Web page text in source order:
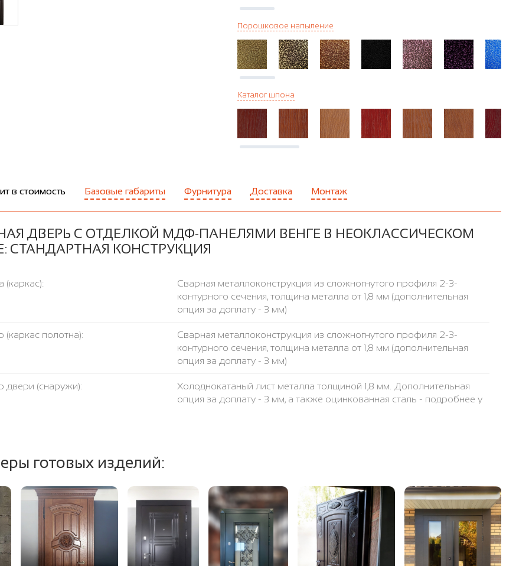
Порошковое напыление
Каталог шпона
в стоимость Базовые габариты Фурнитура Доставка Монтаж
ДВЕРЬ С ОТДЕЛКОЙ МДФ-ПАНЕЛЯМИ ВЕНГЕ В НЕОКЛАССИЧЕСКОМ
СТАНДАРТНАЯ КОНСТРУКЦИЯ
(каркас):
Сварная металлоконструкция из сложногнутого профиля 2-3-
контурного сечения, толщина металла от 1,8 мм (дополнительная
опция за доплату - 3 мм)
(каркас полотна):
Сварная металлоконструкция из сложногнутого профиля 2-3-
контурного сечения, толщина металла от 1,8 мм (дополнительная
опция за доплату - 3 мм)
двери (снаружи):
Холоднокатаный лист металла толщиной 1,8 мм. Дополнительная
опция за доплату - 3 мм, а также оцинкованная сталь - подробнее у
вашего размера:
Любое. Цена двери указана за стандартный (2050x900 мм)
размер
изоляция: Пенополистирол, минплита
открывания: левое / правое, наружнее / внутреннее
готовых изделий: